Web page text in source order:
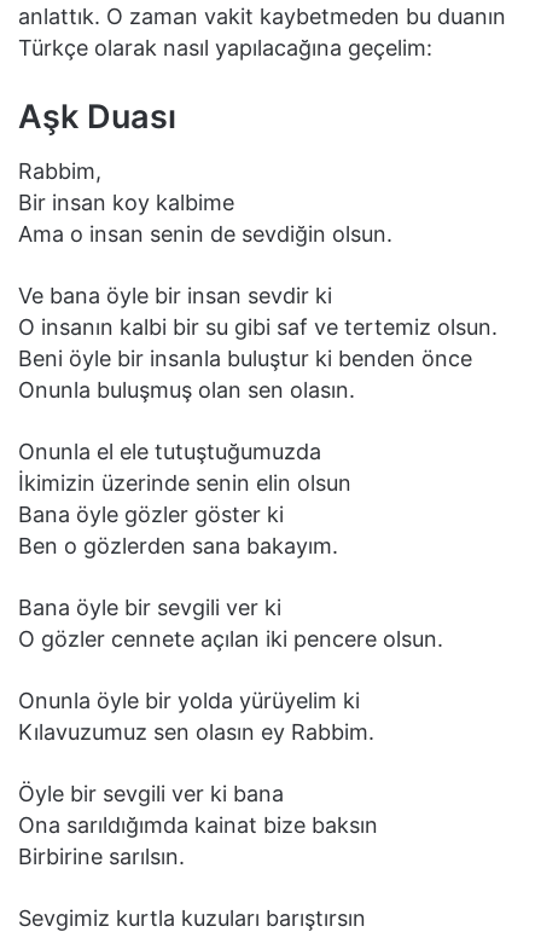
anlattık. O zaman vakit kaybetmeden bu duanın
Türkçe olarak nasıl yapılacağına geçelim:
Aşk Duası
Rabbim,
Bir insan koy kalbime
Ama o insan senin de sevdiğin olsun.
Ve bana öyle bir insan sevdir ki
O insanın kalbi bir su gibi saf ve tertemiz olsun.
Beni öyle bir insanla buluştur ki benden önce
Onunla buluşmuş olan sen olasın.
Onunla el ele tutuştuğumuzda
İkimizin üzerinde senin elin olsun
Bana öyle gözler göster ki
Ben o gözlerden sana bakayım.
Bana öyle bir sevgili ver ki
O gözler cennete açılan iki pencere olsun.
Onunla öyle bir yolda yürüyelim ki
Kılavuzumuz sen olasın ey Rabbim.
Öyle bir sevgili ver ki bana
Ona sarıldığımda kainat bize baksın
Birbirine sarılsın.
Sevgimiz kurtla kuzuları barıştırsın